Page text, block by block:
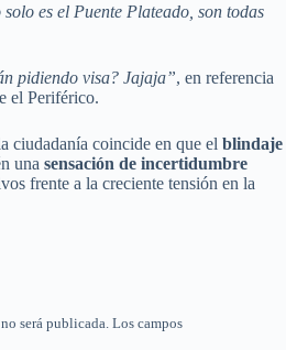
solo es el Puente Plateado, son todas
pidiendo visa? Jajaja”, en referencia
el Periférico.
ciudadanía coincide en que el blindaje
una sensación de incertidumbre
frente a la creciente tensión en la
será publicada. Los campos